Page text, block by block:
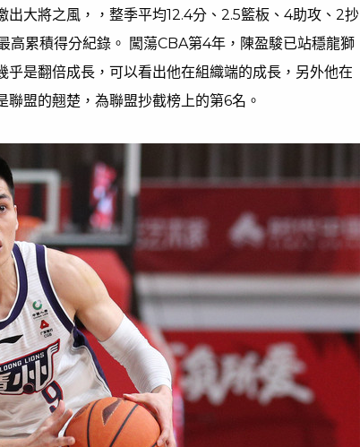
出大將之風，，整季平均12.4分、2.5籃板、4助攻、2抄
高累積得分紀錄。 闖蕩CBA第4年，陳盈駿已站穩龍獅
乎是翻倍成長，可以看出他在組織端的成長，另外他在
聯盟的翹楚，為聯盟抄截榜上的第6名。